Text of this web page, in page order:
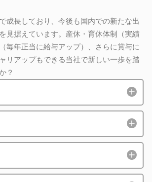
成長しており、今後も国内での新たな出
見据えています。産休・育休体制（実績
毎年正当に給与アップ）、さらに賞与に
リアップもできる当社で新しい一歩を踏
？